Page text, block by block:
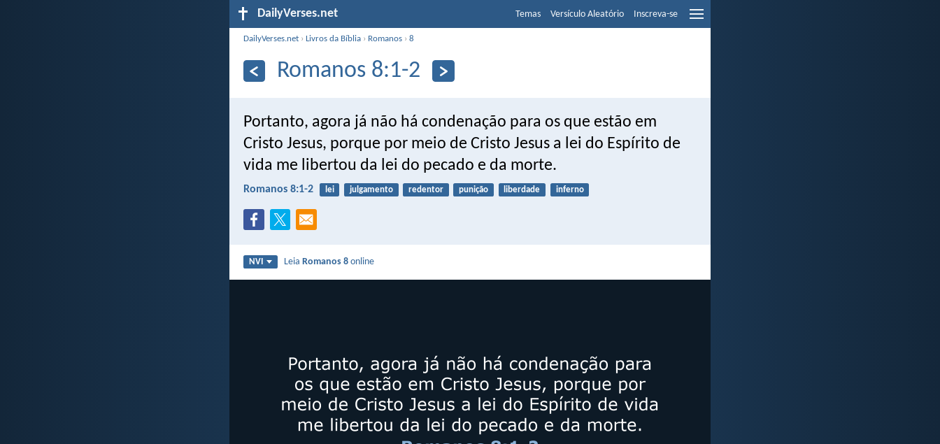
DailyVerses.net Temas Versículo Aleatório Inscreva-se
DailyVerses.net ›Livros da Bíblia › Romanos ›8
Romanos 8:1-2
Portanto, agora já não há condenação para os que estão em
Cristo Jesus, porque por meio de Cristo Jesus a lei do Espírito de
vida me libertou da lei do pecado e da morte.
Romanos 8:1-2 lei julgamento redentor punição liberdade inferno
NVI LeiaRomanos 8 online